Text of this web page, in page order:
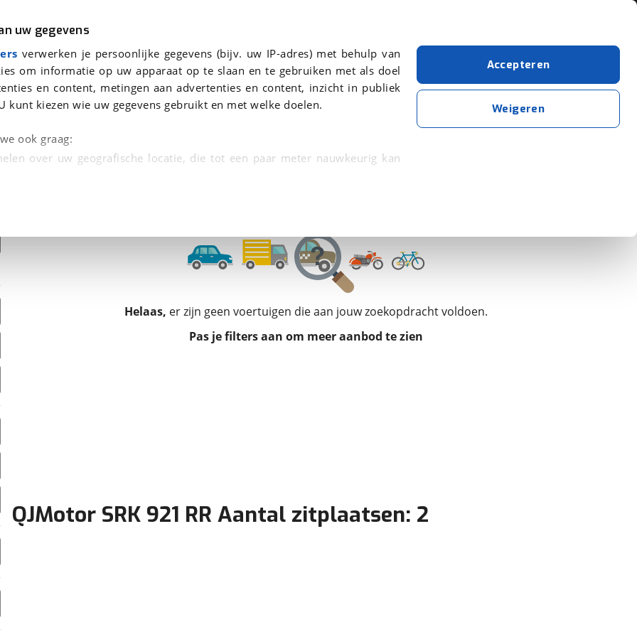
uw gegevens
verwerken je persoonlijke gegevens (bijv. uw IP-adres) met behulp van
om informatie op uw apparaat op te slaan en te gebruiken met als doel
en content, metingen aan advertenties en content, inzicht in publiek
kunt kiezen wie uw gegevens gebruikt en met welke doelen.
ook graag:
over uw geografische locatie, die tot een paar meter nauwkeurig kan
uw toestemming op elk moment wijzigen of intrekken in de
technieken zorgen we voor een betere en meer persoonlijke ervaring.
ervoor dat de website goed werkt. Ook gebruiken we analytische cookies
We tonen je graag relevante advertenties en gebruiken daarvoor
op en buiten onze website volgt – uiteraard op anonieme basis. Meer
en privacyverklaring
cookies. Je voorkeuren kun je later altijd aanpassen via de
Accepteren
Weigeren
Aantal zitplaatsen: 2
Helaas, er zijn geen voertuigen die aan jouw zoekopdracht voldoen.
Pas je filters aan om meer aanbod te zien
QJMotor SRK 921 RR Aantal zitplaatsen: 2